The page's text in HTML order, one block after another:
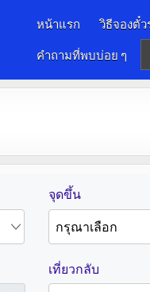
หน้าแรก วิธีจองตั๋
คำถามที่พบบ่อย ๆ